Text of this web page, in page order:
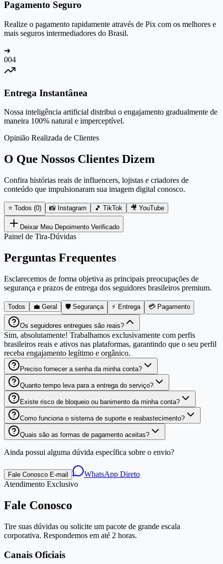
Pagamento Seguro
Realize o pagamento rapidamente através de Pix com os melhores e
mais seguros intermediadores do Brasil.
➜
004
Entrega Instantânea
Nossa inteligência artificial distribui o engajamento gradualmente de
maneira 100% natural e imperceptível.
Opinião Realizada de Clientes
O Que Nossos Clientes Dizem
Confira histórias reais de influencers, lojistas e criadores de
conteúdo que impulsionaram sua imagem digital conosco.
⭐ Todos (0) 📸 Instagram 🎵 TikTok 🎥 YouTube
Deixar Meu Depoimento Verificado
Painel de Tira-Dúvidas
Perguntas Frequentes
Esclarecemos de forma objetiva as principais preocupações de
segurança e prazos de entrega dos seguidores brasileiros premium.
Todos 💼 Geral 🛡️ Segurança ⚡ Entrega 💳 Pagamento
Os seguidores entregues são reais?
Sim, absolutamente! Trabalhamos exclusivamente com perfis
brasileiros reais e ativos nas plataformas, garantindo que o seu perfil
receba engajamento legítimo e orgânico.
Preciso fornecer a senha da minha conta?
Quanto tempo leva para a entrega do serviço?
Existe risco de bloqueio ou banimento da minha conta?
Como funciona o sistema de suporte e reabastecimento?
Quais são as formas de pagamento aceitas?
Ainda possui alguma dúvida específica sobre o envio?
Fale Conosco E-mail
WhatsApp Direto
Atendimento Exclusivo
Fale Conosco
Tire suas dúvidas ou solicite um pacote de grande escala
corporativa. Respondemos em até 2 horas.
Canais Oficiais